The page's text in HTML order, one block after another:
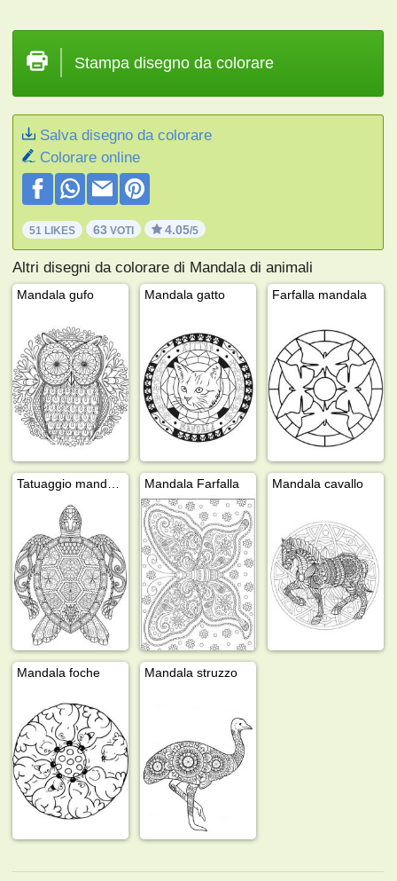
Stampa disegno da colorare
Salva disegno da colorare
Colorare online
51 LIKES 63 VOTI 4.05/5
Altri disegni da colorare di Mandala di animali
Mandala gufo Mandala gatto Farfalla mandala
Mandala Farfalla Mandala cavallo
Mandala foche Mandala struzzo